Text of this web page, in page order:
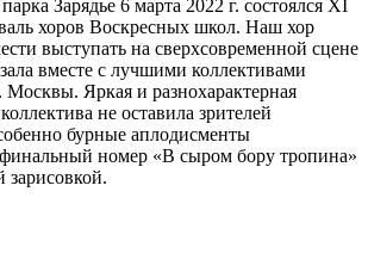
Зарядье 6 марта 2022 г. состоялся XI
хоров Воскресных школ. Наш хор
выступать на сверхсовременной сцене
вместе с лучшими коллективами
Москвы. Яркая и разнохарактерная
не оставила зрителей
бурные аплодисменты
номер «В сыром бору тропина»
зарисовкой.